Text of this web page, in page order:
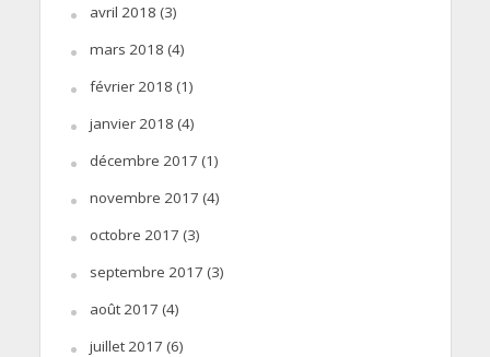
avril 2018 (3)
mars 2018 (4)
février 2018 (1)
janvier 2018 (4)
décembre 2017 (1)
novembre 2017 (4)
octobre 2017 (3)
septembre 2017 (3)
août 2017 (4)
juillet 2017 (6)